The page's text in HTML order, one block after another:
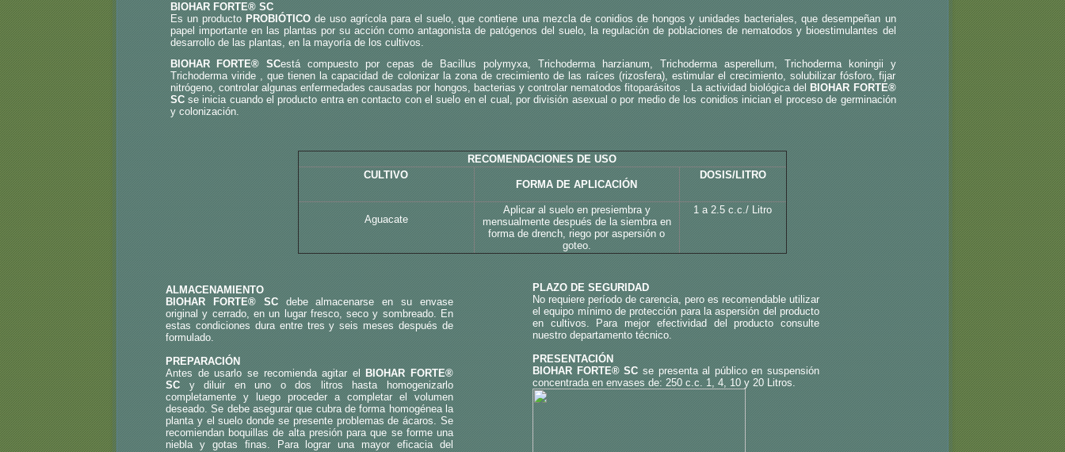
BIOHAR FORTE® SC
Es un producto PROBIÓTICOde uso agrícola para el suelo, que contiene una mezcla de conidios de hongos y unidades bacteriales, que desempeñan un
papel importante en las plantas por su acción como antagonista de patógenos del suelo, la regulación de poblaciones de nematodos y bioestimulantes del
desarrollo de las plantas, en la mayoría de los cultivos.
BIOHAR FORTE® SCestá compuesto por cepas de Bacillus polymyxa, Trichoderma harzianum, Trichoderma asperellum, Trichoderma koningii y
Trichoderma viride , que tienen la capacidad de colonizar la zona de crecimiento de las raíces (rizosfera), estimular el crecimiento, solubilizar fósforo, fijar
nitrógeno, controlar algunas enfermedades causadas por hongos, bacterias y controlar nematodos fitoparásitos . La actividad biológica del BIOHAR FORTE®
SC se inicia cuando el producto entra en contacto con el suelo en el cual, por división asexual o por medio de los conidios inician el proceso de germinación
y colonización.
RECOMENDACIONES DE USO
CULTIVO
FORMA DE APLICACIÓN
DOSIS/LITRO
Aguacate
Aplicar al suelo en presiembra y
mensualmente después de la siembra en
forma de drench, riego por aspersión o
goteo.
1 a 2.5 c.c./ Litro
ALMACENAMIENTO
BIOHAR FORTE® SC debe almacenarse en su envase
original y cerrado, en un lugar fresco, seco y sombreado. En
estas condiciones dura entre tres y seis meses después de
formulado.
PREPARACIÓN
Antes de usarlo se recomienda agitar el
BIOHAR FORTE®
SC
y diluir en uno o dos litros hasta homogenizarlo
completamente y luego proceder a completar el volumen
deseado. Se debe asegurar que cubra de forma homogénea la
planta y el suelo donde se presente problemas de ácaros. Se
recomiendan boquillas de alta presión para que se forme una
niebla y gotas ﬁnas. Para lograr una mayor eficacia del
PLAZO DE SEGURIDAD
No requiere período de carencia, pero es recomendable utilizar
el equipo mínimo de protección para la aspersión del producto
en cultivos. Para mejor efectividad del producto consulte
nuestro departamento técnico.
PRESENTACIÓN
BIOHAR FORTE® SC se presenta al público en suspensión
concentrada en envases de: 250 c.c. 1, 4, 10 y 20 Litros.